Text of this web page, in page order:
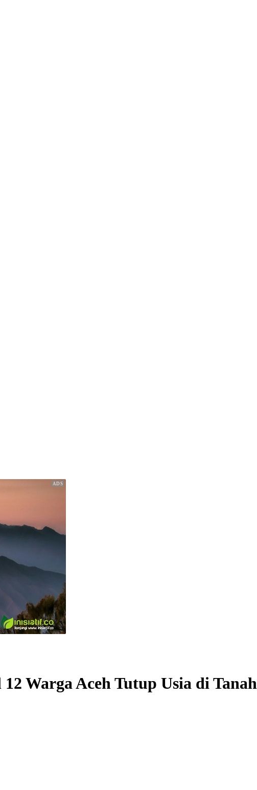
Warga Aceh Tutup Usia di Tanah